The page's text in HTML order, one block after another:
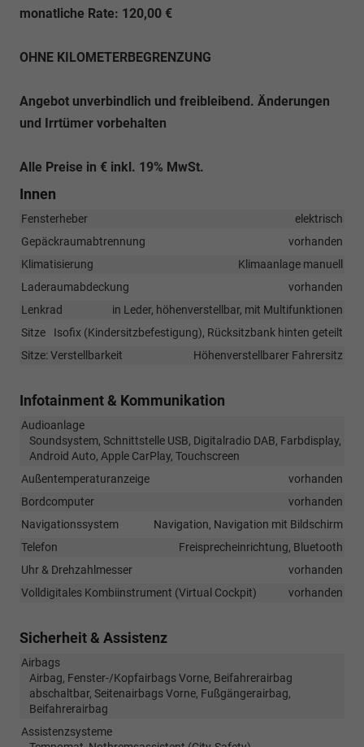
monatliche Rate: 120,00 €
OHNE KILOMETERBEGRENZUNG
Angebot unverbindlich und freibleibend. Änderungen
und Irrtümer vorbehalten
Alle Preise in € inkl. 19% MwSt.
Innen
Fensterheber
elektrisch
Gepäckraumabtrennung
vorhanden
Klimatisierung
Klimaanlage manuell
Laderaumabdeckung
vorhanden
Lenkrad
in Leder, höhenverstellbar, mit Multifunktionen
Sitze
Isofix (Kindersitzbefestigung), Rücksitzbank hinten geteilt
Sitze: Verstellbarkeit
Höhenverstellbarer Fahrersitz
Infotainment & Kommunikation
Audioanlage
Soundsystem, Schnittstelle USB, Digitalradio DAB, Farbdisplay,
Android Auto, Apple CarPlay, Touchscreen
Außentemperaturanzeige
vorhanden
Bordcomputer
vorhanden
Navigationssystem
Navigation, Navigation mit Bildschirm
Telefon
Freisprecheinrichtung, Bluetooth
Uhr & Drehzahlmesser
vorhanden
Volldigitales Kombiinstrument (Virtual Cockpit)
vorhanden
Sicherheit & Assistenz
Airbags
Airbag, Fenster-/Kopfairbags Vorne, Beifahrerairbag
abschaltbar, Seitenairbags Vorne, Fußgängerairbag,
Beifahrerairbag
Assistenzsysteme